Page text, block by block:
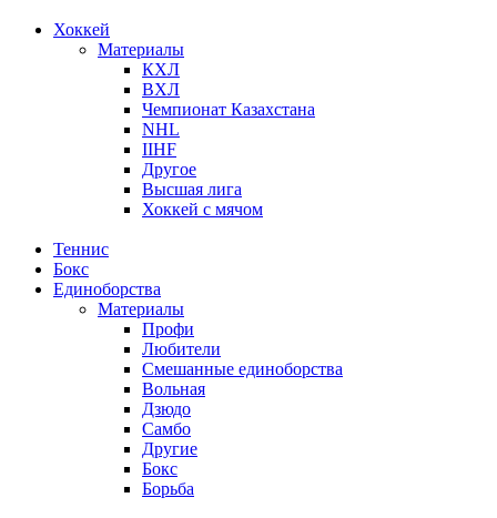
Хоккей
Материалы
КХЛ
ВХЛ
Чемпионат Казахстана
NHL
IIHF
Другое
Высшая лига
Хоккей с мячом
Теннис
Бокс
Единоборства
Материалы
Профи
Любители
Смешанные единоборства
Вольная
Дзюдо
Самбо
Другие
Бокс
Борьба